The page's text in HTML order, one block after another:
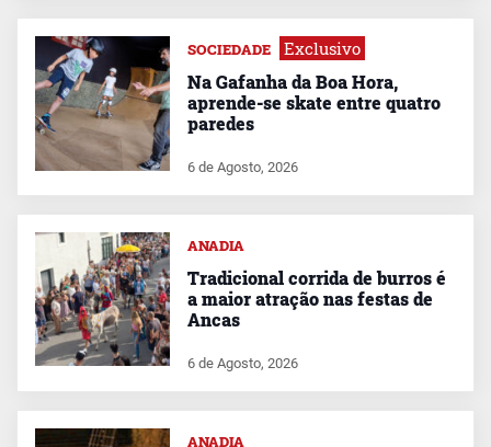
SOCIEDADE Exclusivo
Na Gafanha da Boa Hora,
aprende-se skate entre quatro
paredes
6 de Agosto, 2026
ANADIA
Tradicional corrida de burros é
a maior atração nas festas de
Ancas
6 de Agosto, 2026
ANADIA